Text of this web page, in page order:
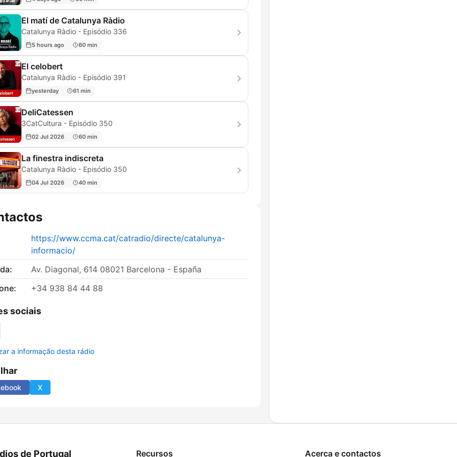
El matí de Catalunya Ràdio
Catalunya Ràdio - Episódio 336
5 hours ago 60 min
El celobert
Catalunya Ràdio - Episódio 391
yesterday 61 min
DeliCatessen
3CatCultura - Episódio 350
02 Jul 2026 60 min
La finestra indiscreta
Catalunya Ràdio - Episódio 350
04 Jul 2026 40 min
https://www.ccma.cat/catradio/directe/catalunya-
informacio/
Av. Diagonal, 614 08021 Barcelona - España
+34 938 84 44 88
sociais
a informação desta rádio
X
de Portugal Recursos Acerca e contactos